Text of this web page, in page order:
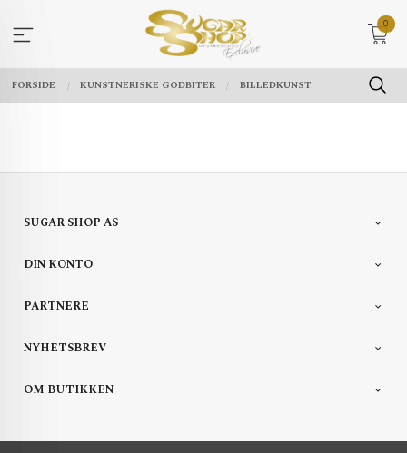
innholdet
0
FORSIDE KUNSTNERISKE GODBITER BILLEDKUNST
SUGAR SHOP AS
DIN KONTO
PARTNERE
NYHETSBREV
OM BUTIKKEN